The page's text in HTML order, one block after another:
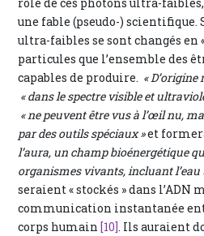
une fable (pseudo-) scientifique.
ultra-faibles se sont changés en
particules que l’ensemble des
capables de produire. «
« dans le spectre visible et
« ne peuvent être vus à l’œil nu,
par des outils spéciaux »et
l’aura, un champ bioénergétique
organismes vivants, incluant l’eau
seraient « stockés » dans
communication instantanée
corps humain[10]. Ils auraient